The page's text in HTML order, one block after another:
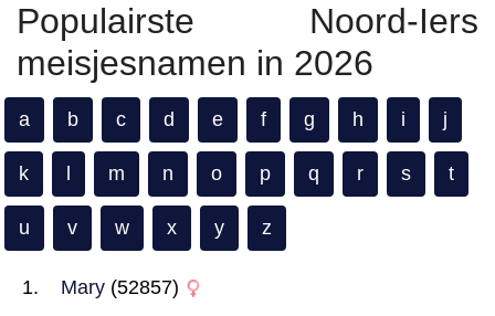
Populairste Noord-Iers
meisjesnamen in 2026
a b c d e f g h i j
k m n o p q r s t
u v w x y z
Mary (52857)